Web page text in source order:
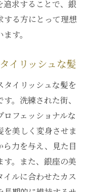
追求することで、銀
する方にとって理想
す。
イリッシュな髪
イリッシュな髪を
。洗練された街、
フェッショナルな
美しく変身させま
力を与え、見た目
す。また、銀座の美
ルに合わせたカス